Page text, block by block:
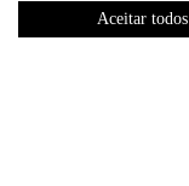
Aceitar todos